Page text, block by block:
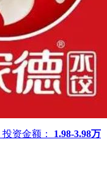
投资金额： 1.98-3.98万